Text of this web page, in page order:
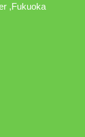
,Fukuoka